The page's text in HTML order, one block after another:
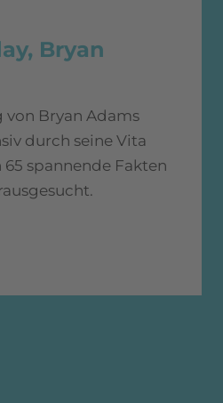
Bryan
von Bryan Adams
durch seine Vita
spannende Fakten